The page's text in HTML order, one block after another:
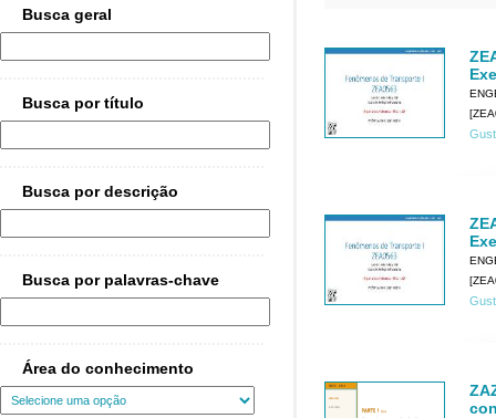
Busca geral
Busca por título
Busca por descrição
Busca por palavras-chave
Área do conhecimento